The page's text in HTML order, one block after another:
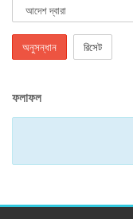
অনুসন্ধান রিসেট
ফলাফল